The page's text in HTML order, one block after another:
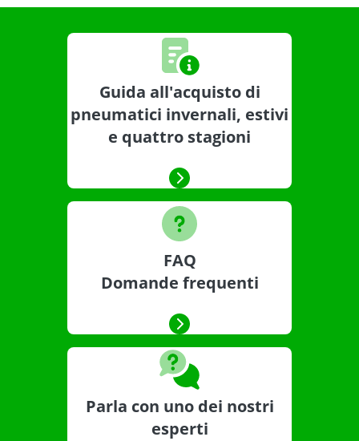
Guida all'acquisto di
pneumatici invernali, estivi
e quattro stagioni
FAQ
Domande frequenti
Parla con uno dei nostri
esperti